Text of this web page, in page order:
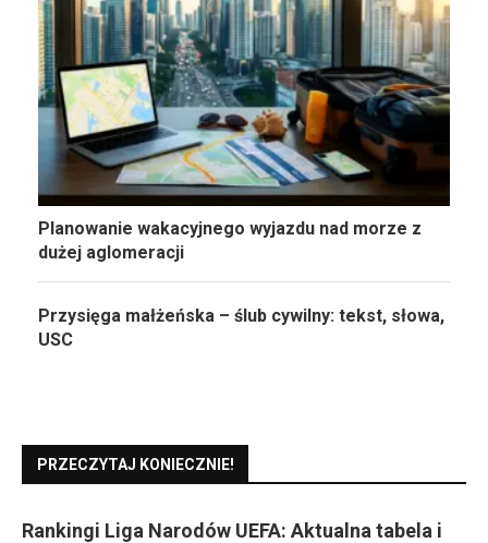
Planowanie wakacyjnego wyjazdu nad morze z
dużej aglomeracji
Przysięga małżeńska – ślub cywilny: tekst, słowa,
USC
PRZECZYTAJ KONIECZNIE!
Rankingi Liga Narodów UEFA: Aktualna tabela i